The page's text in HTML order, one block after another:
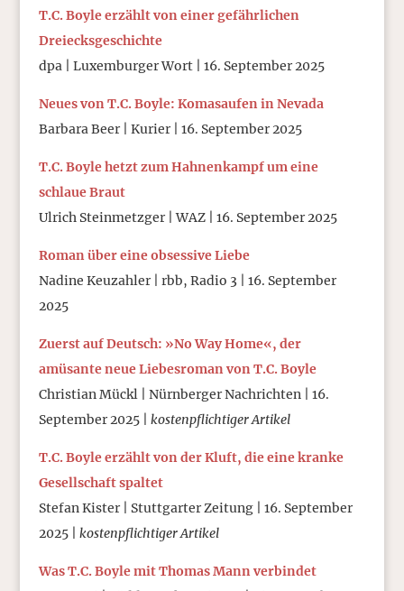
T.C. Boyle erzählt von einer gefährlichen
Dreiecksgeschichte
dpa | Luxemburger Wort | 16. September 2025
Neues von T.C. Boyle: Komasaufen in Nevada
Barbara Beer | Kurier | 16. September 2025
T.C. Boyle hetzt zum Hahnenkampf um eine
schlaue Braut
Ulrich Steinmetzger | WAZ | 16. September 2025
Roman über eine obsessive Liebe
Nadine Keuzahler | rbb, Radio 3 | 16. September
2025
Zuerst auf Deutsch: »No Way Home«, der
amüsante neue Liebesroman von T.C. Boyle
Christian Mückl | Nürnberger Nachrichten | 16.
September 2025 | kostenpflichtiger Artikel
T.C. Boyle erzählt von der Kluft, die eine kranke
Gesellschaft spaltet
Stefan Kister | Stuttgarter Zeitung | 16. September
2025 | kostenpflichtiger Artikel
Was T.C. Boyle mit Thomas Mann verbindet